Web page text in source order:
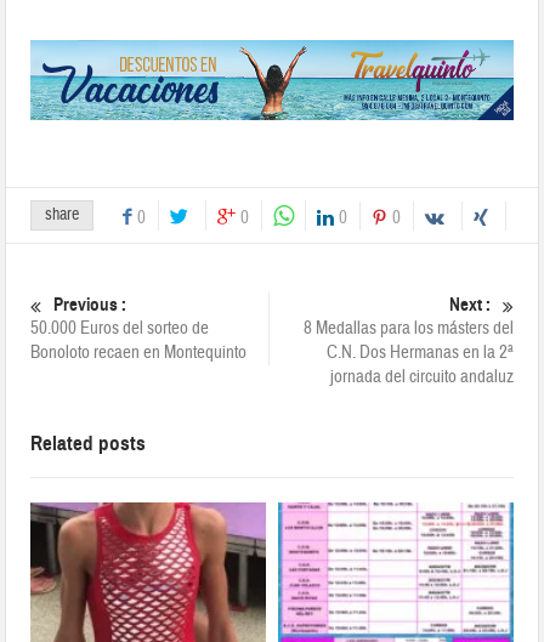
share 0 0 0 0
Previous :
50.000 Euros del sorteo de
Bonoloto recaen en Montequinto
Next :
8 Medallas para los másters del
C.N. Dos Hermanas en la 2ª
jornada del circuito andaluz
Related posts